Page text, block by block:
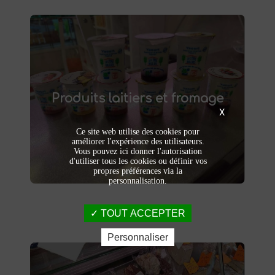
Produits laitiers et fromage
Produits laitiers et fromage
produits laitiers et fromages à
Saint-Saulve
. Yaourts crémeux, fromages
affinés et autres délices laitiers vous
vente directe à la ferme pour une fraîcheur
garantie.
X
Ce site web utilise des cookies pour
améliorer l'expérience des utilisateurs.
Vous pouvez ici donner l'autorisation
d'utiliser tous les cookies ou définir vos
propres préférences via la
personnalisation.
TOUT ACCEPTER
Personnaliser